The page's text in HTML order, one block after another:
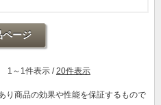
ページ
1～1件表示 /20件表示
商品の効果や性能を保証するもので